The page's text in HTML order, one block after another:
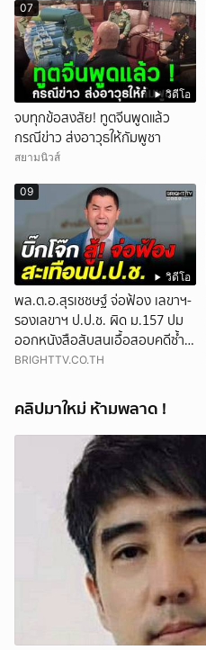
วิดีโอ
07
จบทุกข้อสงสัย! ทูตจีนพูดแล้ว
กรณีข่าว ส่งอาวุธให้กัมพูชา
สยามนิวส์
วิดีโอ
09
พล.ต.อ.สุรเชชษฐ์ จ่อฟ้อง เลขาฯ-
รองเลขาฯ ป.ป.ช. ผิด ม.157 ปม
ออกหนังสือสับสนเอื้อสอบคดีซ้ำ
ซ้อน
BRIGHTTV.CO.TH
คลิปมาใหม่ ห้ามพลาด !